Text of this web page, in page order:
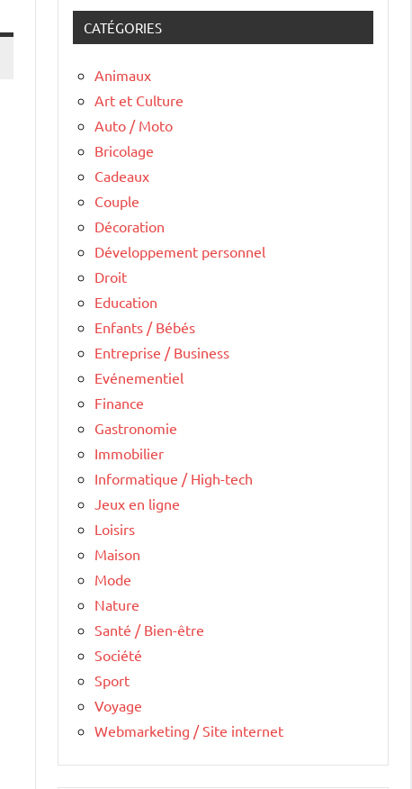
CATÉGORIES
Animaux
Art et Culture
Auto / Moto
Bricolage
Cadeaux
Couple
Décoration
Développement personnel
Droit
Education
Enfants / Bébés
Entreprise / Business
Evénementiel
Finance
Gastronomie
Immobilier
Informatique / High-tech
Jeux en ligne
Loisirs
Maison
Mode
Nature
Santé / Bien-être
Société
Sport
Voyage
Webmarketing / Site internet